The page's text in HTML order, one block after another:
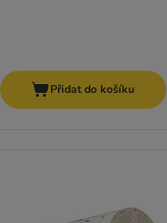
Přidat do košíku